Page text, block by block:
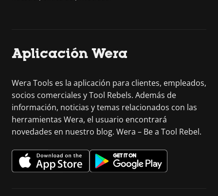
Aplicación Wera
Wera Tools es la aplicación para clientes, empleados,
socios comerciales y Tool Rebels. Además de
información, noticias y temas relacionados con las
herramientas Wera, el usuario encontrará
novedades en nuestro blog. Wera – Be a Tool Rebel.